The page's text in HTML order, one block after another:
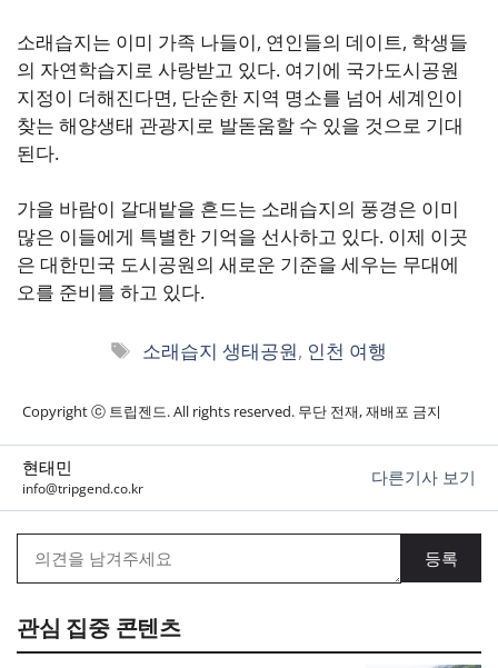
소래습지는 이미 가족 나들이, 연인들의 데이트, 학생들
의 자연학습지로 사랑받고 있다. 여기에 국가도시공원
지정이 더해진다면, 단순한 지역 명소를 넘어 세계인이
찾는 해양생태 관광지로 발돋움할 수 있을 것으로 기대
된다.
가을 바람이 갈대밭을 흔드는 소래습지의 풍경은 이미
많은 이들에게 특별한 기억을 선사하고 있다. 이제 이곳
은 대한민국 도시공원의 새로운 기준을 세우는 무대에
오를 준비를 하고 있다.
태
소래습지 생태공원, 인천 여행
Copyright ⓒ 트립젠드. All rights reserved. 무단 전재, 재배포 금지
현태민
info@tripgend.co.kr
다른기사 보기
관심 집중 콘텐츠